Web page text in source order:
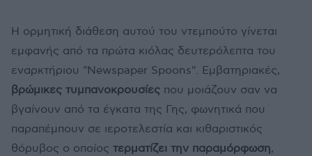
Η ορμητική διάθεση αυτού του ντεμπούτο γίνεται
εμφανής από τα πρώτα κιόλας δευτερόλεπτα του
εναρκτήριου "Newspaper Spoons". Εμβατηριακές,
βρώμικες τυμπανοκρουσίες που μοιάζουν σαν να
βγαίνουν από τα έγκατα της Γης, φωνητικά που
παραπέμπουν σε ιεροτελεστία και κιθαριστικός
θόρυβος ο οποίος τερματίζει την παραμόρφωση,